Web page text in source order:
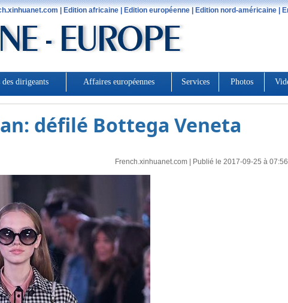
défilé Bottega Veneta
French.xinhuanet.com| Publié le 2017-09-25 à 07:56